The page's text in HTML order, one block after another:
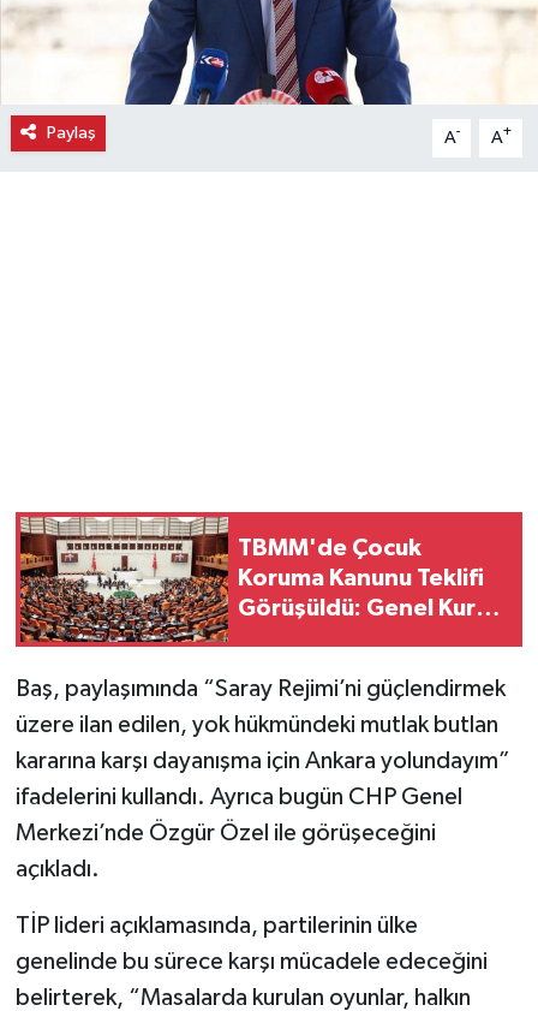
Paylaş A- A+
TBMM'de Çocuk
Koruma Kanunu Teklifi
Görüşüldü: Genel Kurul
Baş, paylaşımında “Saray Rejimi’ni güçlendirmek
üzere ilan edilen, yok hükmündeki mutlak butlan
kararına karşı dayanışma için Ankara yolundayım”
ifadelerini kullandı. Ayrıca bugün CHP Genel
Merkezi’nde Özgür Özel ile görüşeceğini
açıkladı.
TİP lideri açıklamasında, partilerinin ülke
genelinde bu sürece karşı mücadele edeceğini
belirterek, “Masalarda kurulan oyunlar, halkın
Gurme
Haber
Seri İlan
Siyaset
Sonsöz Özel
Spor
Vasıta